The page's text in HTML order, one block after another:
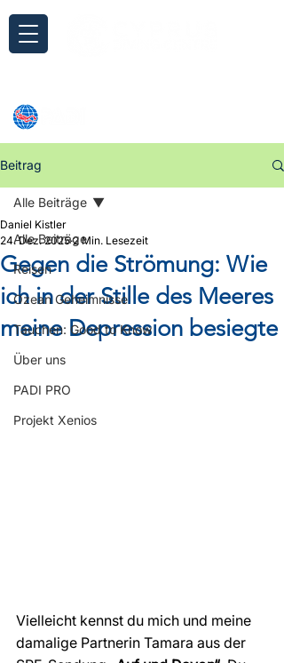
Beitrag
Alle Beiträge
Reisen
Ozean Geheimnisse
Tauchen: Good to Know
Über uns
PADI PRO
Projekt Xenios
Alle Beiträge
Gegen die Strömung: Wie
ich in der Stille des Meeres
meine Depression besiegte
Daniel Kistler
24. Dez. 2025 2 Min. Lesezeit
Vielleicht kennst du mich und meine
damalige Partnerin Tamara aus der